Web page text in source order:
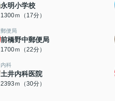
永明小学校
1300ｍ（17分）
郵便局
前橋野中郵便局
1700ｍ（22分）
内科
土井内科医院
2393ｍ（30分）